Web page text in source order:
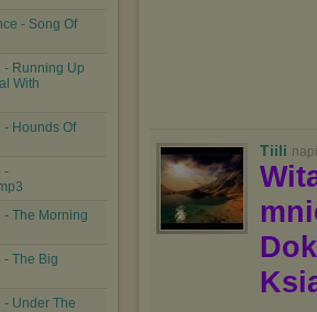
- Song Of
- Running Up
With
- Hounds Of
-
- The Morning
- The Big
- Under The
Tiili